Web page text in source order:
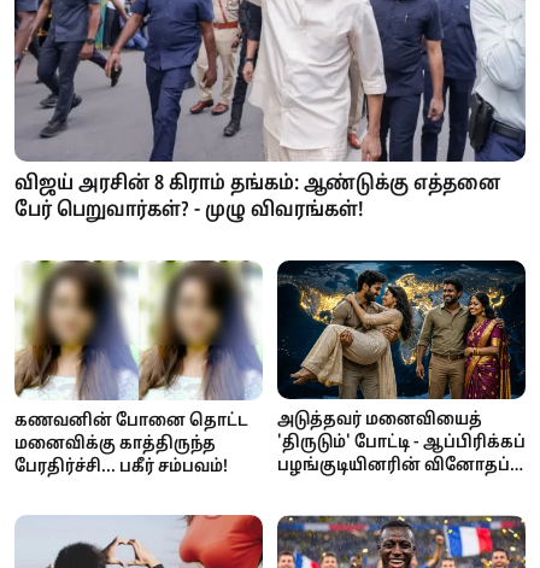
விஜய் அரசின் 8 கிராம் தங்கம்: ஆண்டுக்கு எத்தனை
பேர் பெறுவார்கள்? - முழு விவரங்கள்!
கணவனின் போனை தொட்ட
மனைவிக்கு காத்திருந்த
பேரதிர்ச்சி... பகீர் சம்பவம்!
அடுத்தவர் மனைவியைத்
'திருடும்' போட்டி - ஆப்பிரிக்கப்
பழங்குடியினரின் வினோதப்